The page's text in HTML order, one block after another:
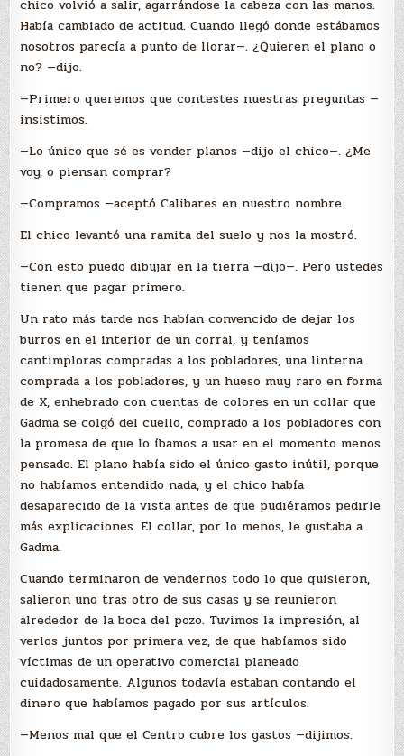
chico volvió a salir, agarrándose la cabeza con las manos.
Había cambiado de actitud. Cuando llegó donde estábamos
nosotros parecía a punto de llorar—. ¿Quieren el plano o
no? —dijo.
—Primero queremos que contestes nuestras preguntas —
insistimos.
—Lo único que sé es vender planos —dijo el chico—. ¿Me
voy, o piensan comprar?
—Compramos —aceptó Calibares en nuestro nombre.
El chico levantó una ramita del suelo y nos la mostró.
—Con esto puedo dibujar en la tierra —dijo—. Pero ustedes
tienen que pagar primero.
Un rato más tarde nos habían convencido de dejar los
burros en el interior de un corral, y teníamos
cantimploras compradas a los pobladores, una linterna
comprada a los pobladores, y un hueso muy raro en forma
de X, enhebrado con cuentas de colores en un collar que
Gadma se colgó del cuello, comprado a los pobladores con
la promesa de que lo íbamos a usar en el momento menos
pensado. El plano había sido el único gasto inútil, porque
no habíamos entendido nada, y el chico había
desaparecido de la vista antes de que pudiéramos pedirle
más explicaciones. El collar, por lo menos, le gustaba a
Gadma.
Cuando terminaron de vendernos todo lo que quisieron,
salieron uno tras otro de sus casas y se reunieron
alrededor de la boca del pozo. Tuvimos la impresión, al
verlos juntos por primera vez, de que habíamos sido
víctimas de un operativo comercial planeado
cuidadosamente. Algunos todavía estaban contando el
dinero que habíamos pagado por sus artículos.
—Menos mal que el Centro cubre los gastos —dijimos.